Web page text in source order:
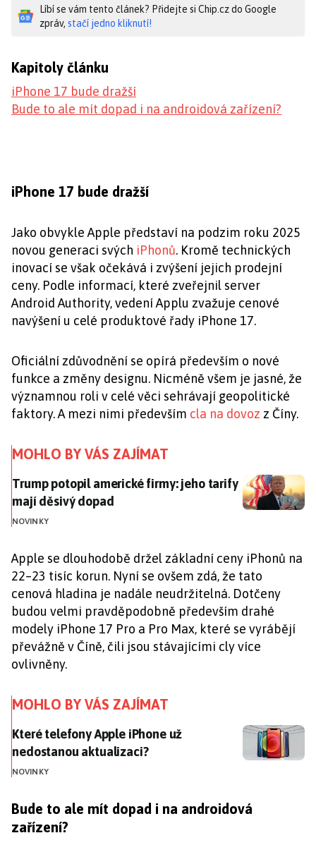
Líbí se vám tento článek? Přidejte si Chip.cz do Google
zpráv, stačí jedno kliknutí!
Kapitoly článku
iPhone 17 bude dražší
Bude to ale mít dopad i na androidová zařízení?
iPhone 17 bude dražší
Jako obvykle Apple představí na podzim roku 2025
novou generaci svých iPhonů. Kromě technických
inovací se však očekává i zvýšení jejich prodejní
ceny. Podle informací, které zveřejnil server
Android Authority, vedení Applu zvažuje cenové
navýšení u celé produktové řady iPhone 17.
Oficiální zdůvodnění se opírá především o nové
funkce a změny designu. Nicméně všem je jasné, že
významnou roli v celé věci sehrávají geopolitické
faktory. A mezi nimi především cla na dovoz z Číny.
MOHLO BY VÁS ZAJÍMAT
Trump potopil americké firmy: jeho tarify mají
Trump potopil americké firmy: jeho tarify
mají děsivý dopad
NOVINKY
Apple se dlouhodobě držel základní ceny iPhonů na
22–23 tisíc korun. Nyní se ovšem zdá, že tato
cenová hladina je nadále neudržitelná. Dotčeny
budou velmi pravděpodobně především drahé
modely iPhone 17 Pro a Pro Max, které se vyrábějí
převážně v Číně, čili jsou stávajícími cly více
ovlivněny.
MOHLO BY VÁS ZAJÍMAT
Které telefony Apple iPhone už nedostanou
Které telefony Apple iPhone už
nedostanou aktualizaci?
NOVINKY
Bude to ale mít dopad i na androidová
zařízení?